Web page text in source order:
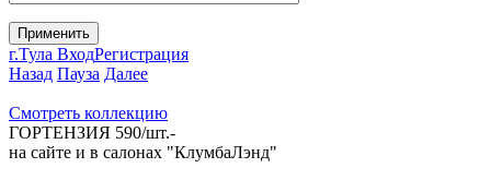
г.Тула ВходРегистрация
Назад Пауза Далее
Cмотреть коллекцию
ГОРТЕНЗИЯ 590/шт.-
на сайте и в салонах "КлумбаЛэнд"